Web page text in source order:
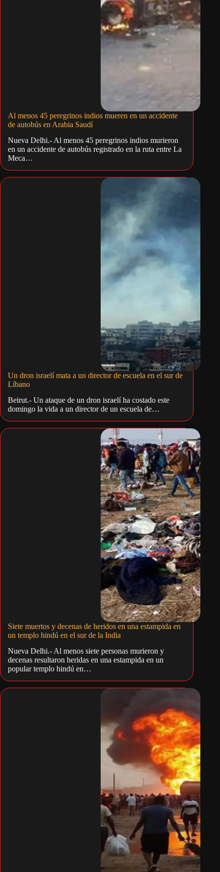
Al menos 45 peregrinos indios mueren en un accidente
de autobús en Arabia Saudí
Nueva Delhi.- Al menos 45 peregrinos indios murieron
en un accidente de autobús registrado en la ruta entre La
Meca…
Un dron israelí mata a un director de escuela en el sur de
Líbano
Beirut.- Un ataque de un dron israelí ha costado este
domingo la vida a un director de un escuela de…
Siete muertos y decenas de heridos en una estampida en
un templo hindú en el sur de la India
Nueva Delhi.- Al menos siete personas murieron y
decenas resultaron heridas en una estampida en un
popular templo hindú en…